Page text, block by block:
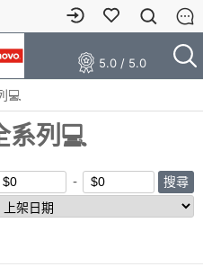
5.0 / 5.0
💻
系列💻